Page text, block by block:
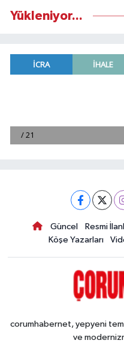
Yükleniyor...
Güncel Resmi
Köşe Yazarları
corumhabernet, yepyeni
ve